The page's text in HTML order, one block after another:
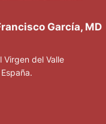
García, MD
Virgen del Valle